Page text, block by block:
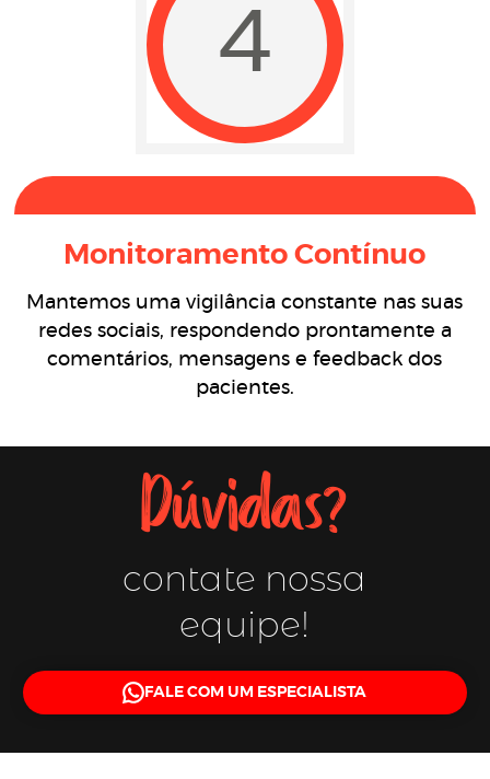
4
Monitoramento Contínuo
Mantemos uma vigilância constante nas suas
redes sociais, respondendo prontamente a
comentários, mensagens e feedback dos
pacientes.
Dúvidas?
contate nossa
equipe!
FALE COM UM ESPECIALISTA